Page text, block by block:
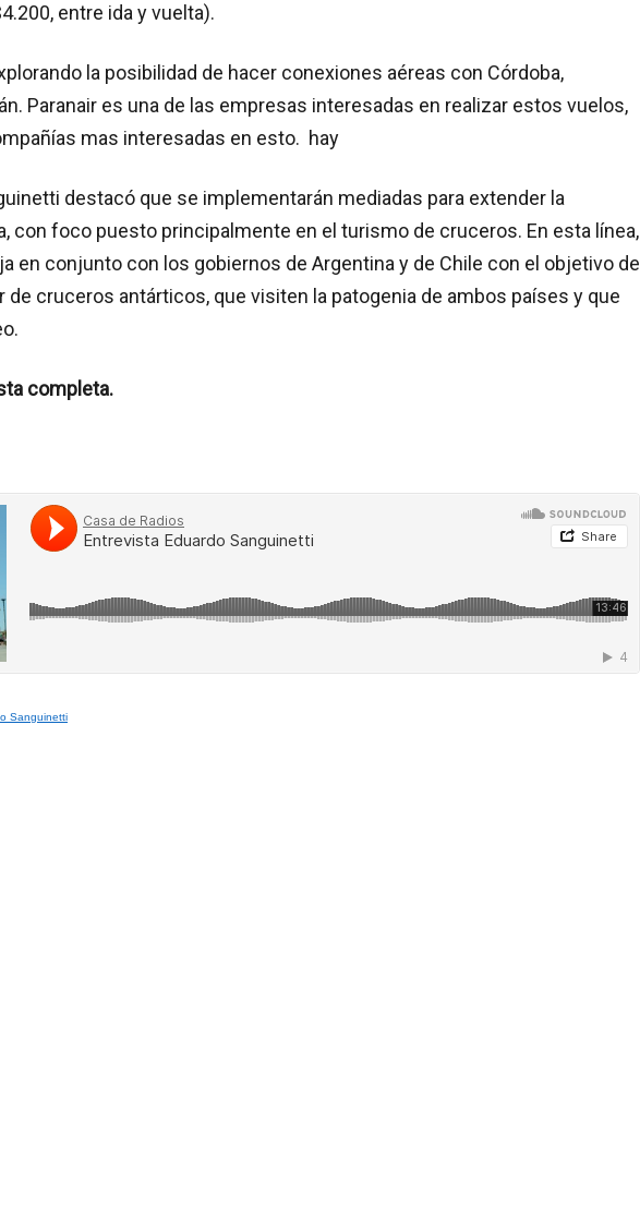
entre ida y vuelta).
la posibilidad de hacer conexiones aéreas con Córdoba,
Paranair es una de las empresas interesadas en realizar estos vuelos,
mas interesadas en esto. hay
destacó que se implementarán mediadas para extender la
con foco puesto principalmente en el turismo de cruceros. En esta línea,
en conjunto con los gobiernos de Argentina y de Chile con el objetivo de
de cruceros antárticos, que visiten la patogenia de ambos países y que
completa.
Sanguinetti